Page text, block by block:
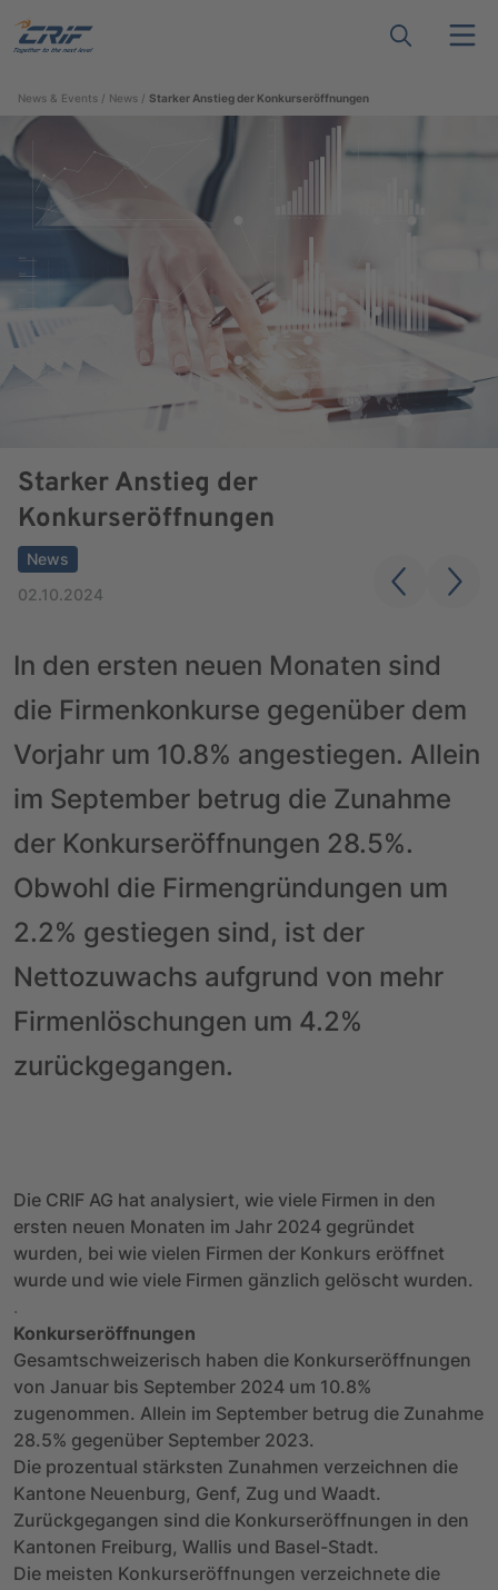
News & Events News Starker Anstieg der Konkurseröffnungen
Starker Anstieg der
Konkurseröffnungen
News
02.10.2024
In den ersten neuen Monaten sind
die Firmenkonkurse gegenüber dem
Vorjahr um 10.8% angestiegen. Allein
im September betrug die Zunahme
der Konkurseröffnungen 28.5%.
Obwohl die Firmengründungen um
2.2% gestiegen sind, ist der
Nettozuwachs aufgrund von mehr
Firmenlöschungen um 4.2%
zurückgegangen.
Die CRIF AG hat analysiert, wie viele Firmen in den
ersten neuen Monaten im Jahr 2024 gegründet
wurden, bei wie vielen Firmen der Konkurs eröffnet
wurde und wie viele Firmen gänzlich gelöscht wurden.
.
Konkurseröffnungen
Gesamtschweizerisch haben die Konkurseröffnungen
von Januar bis September 2024 um 10.8%
zugenommen. Allein im September betrug die Zunahme
28.5% gegenüber September 2023.
Die prozentual stärksten Zunahmen verzeichnen die
Kantone Neuenburg, Genf, Zug und Waadt.
Zurückgegangen sind die Konkurseröffnungen in den
Kantonen Freiburg, Wallis und Basel-Stadt.
Die meisten Konkurseröffnungen verzeichnete die